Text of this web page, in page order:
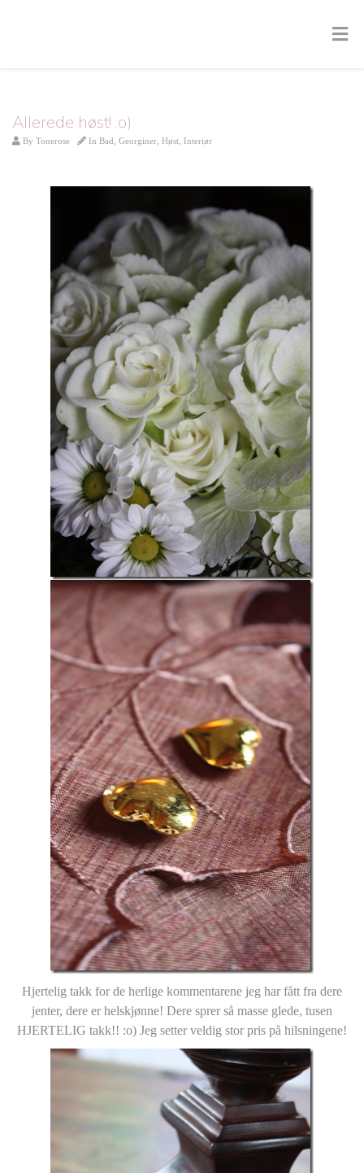
Allerede høst! :o)
By Tonerose In Bad Georginer Høst Interiør
Hjertelig takk for de herlige kommentarene jeg har fått fra dere
jenter, dere er helskjønne! Dere sprer så masse glede, tusen
HJERTELIG takk!! :o) Jeg setter veldig stor pris på hilsningene!